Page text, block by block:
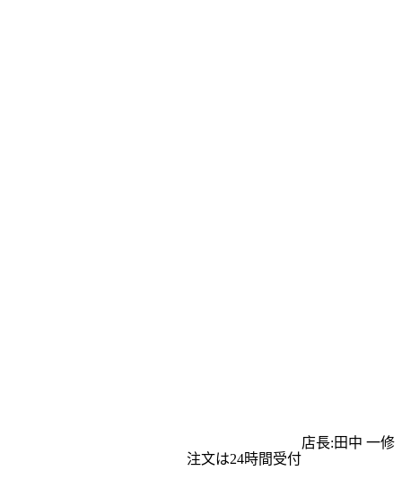
店長:田中 一修
注文は24時間受付